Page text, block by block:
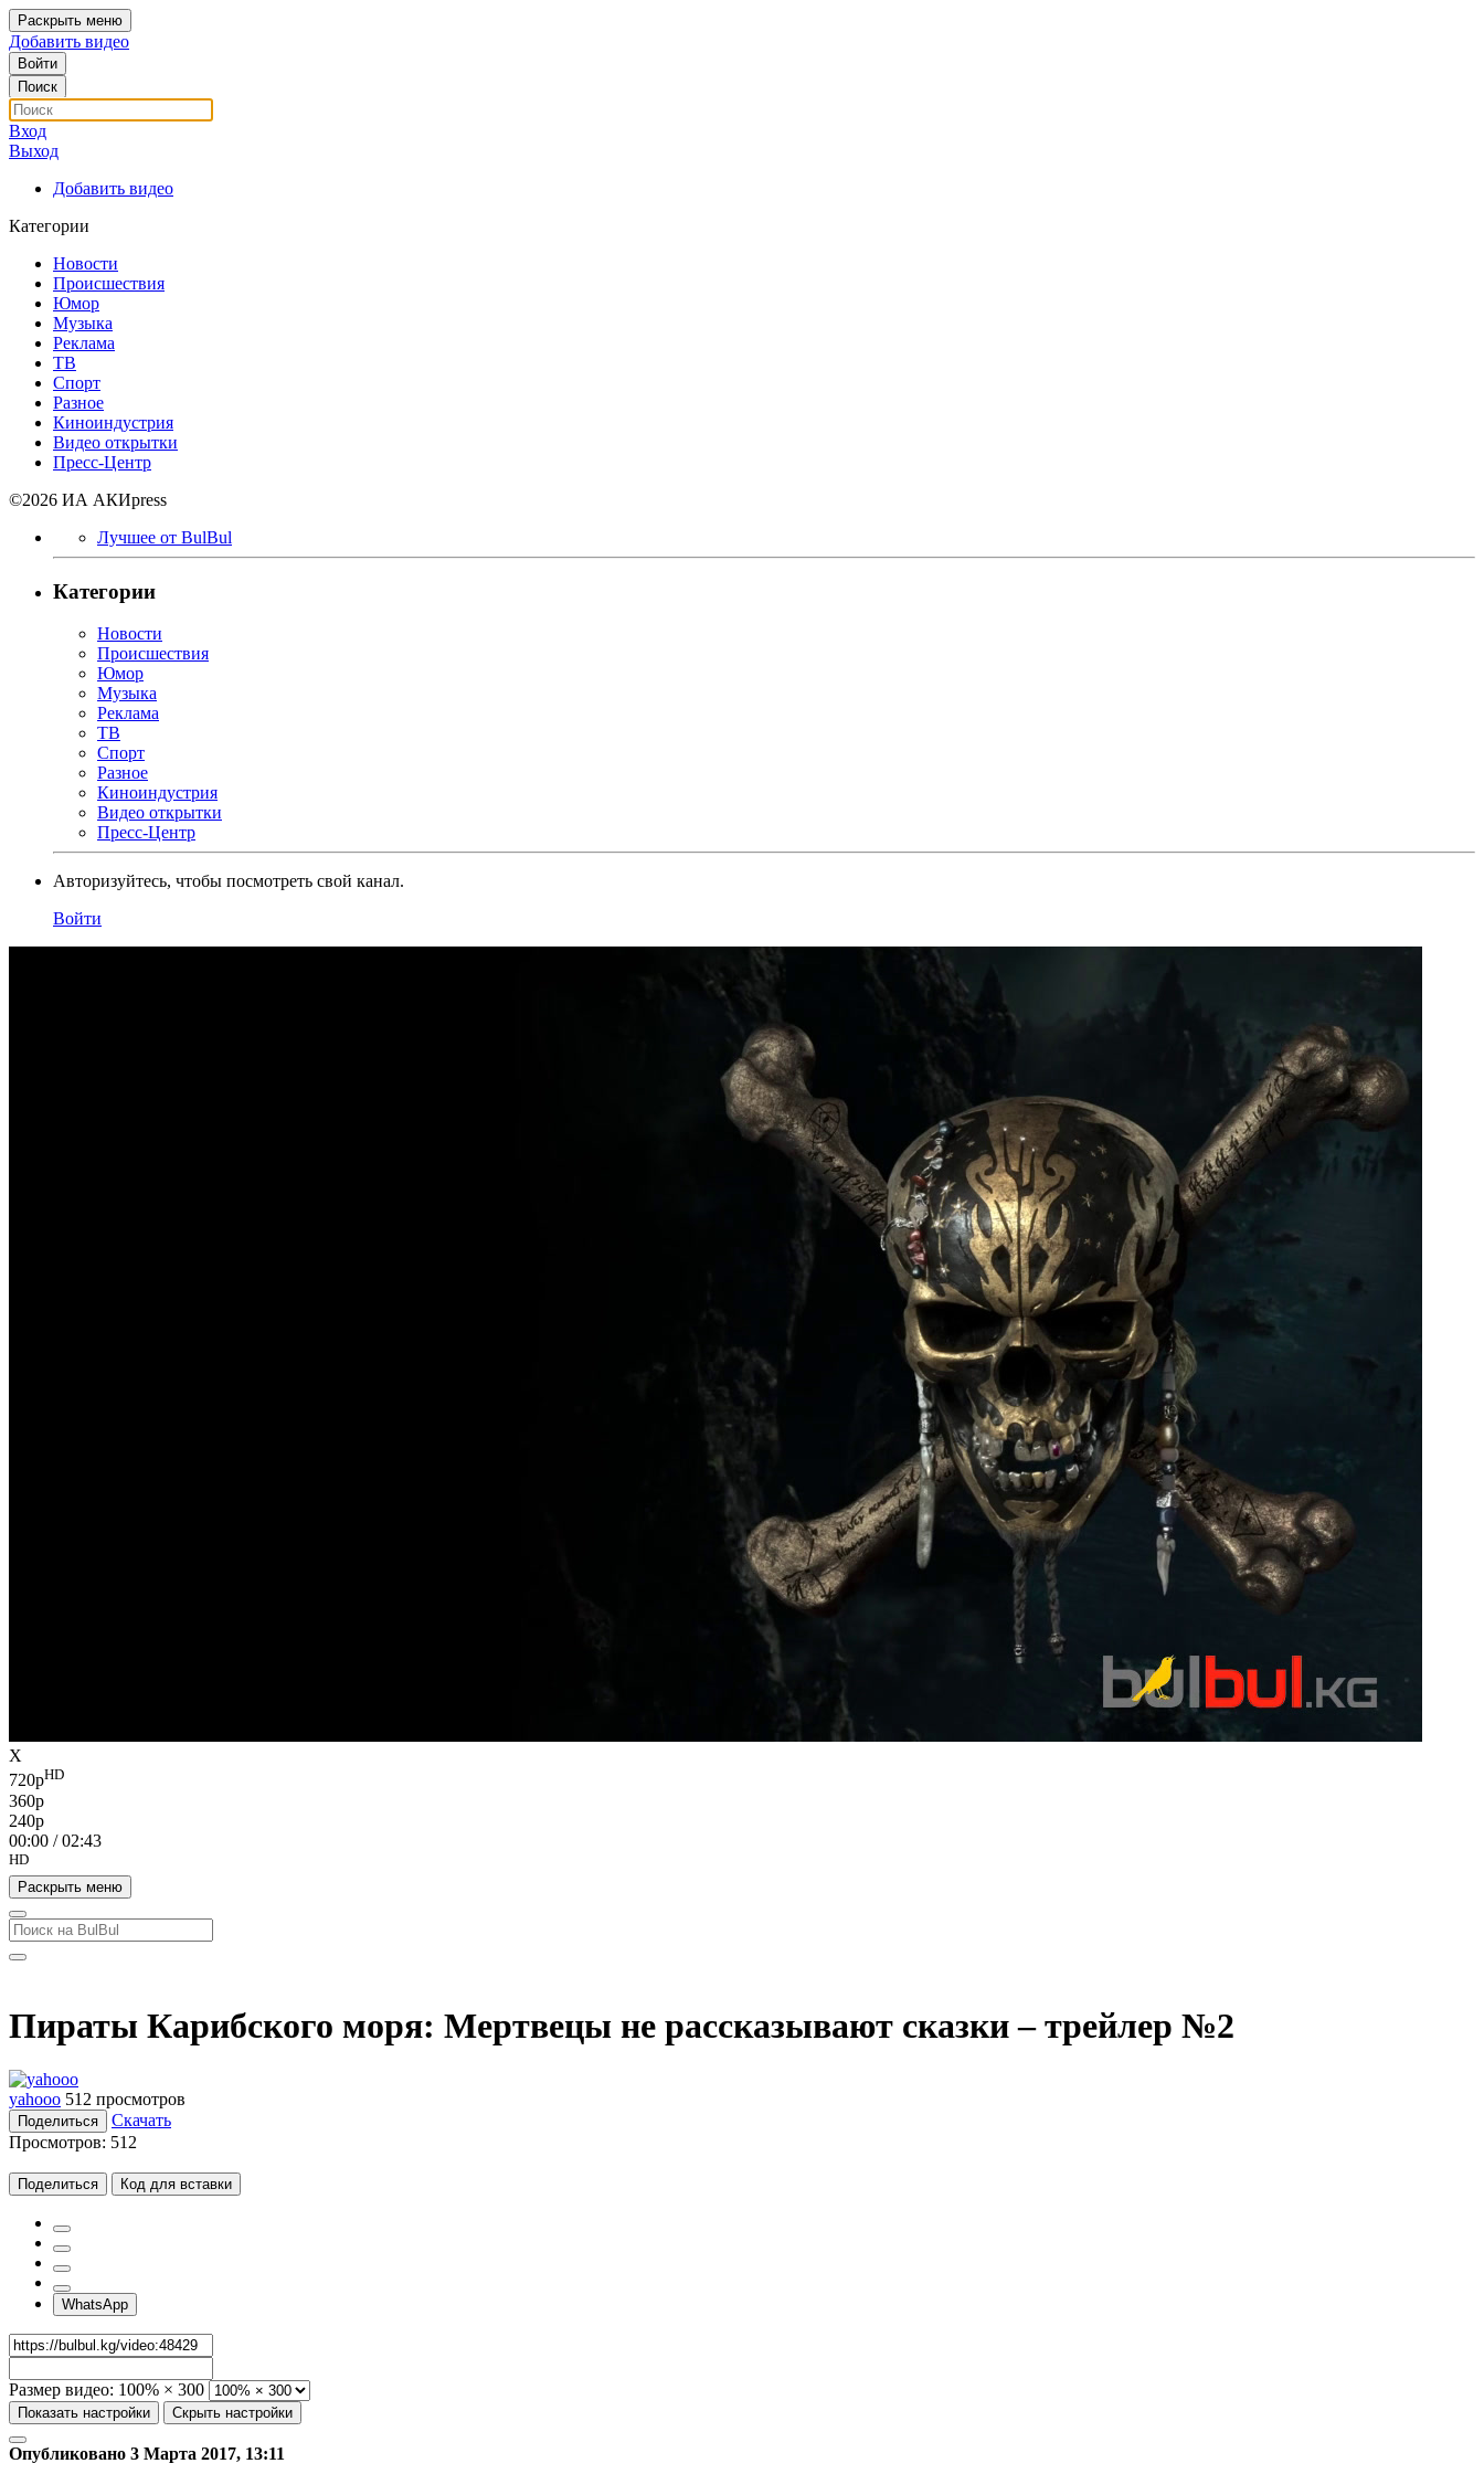
Раскрыть меню
Добавить видео
Войти
Поиск
Вход
Выход
Добавить видео
Категории
Новости
Происшествия
Юмор
Музыка
Реклама
ТВ
Спорт
Разное
Киноиндустрия
Видео открытки
Пресс-Центр
©2026 ИА АКИpress
Лучшее от BulBul
Категории
Новости
Происшествия
Юмор
Музыка
Реклама
ТВ
Спорт
Разное
Киноиндустрия
Видео открытки
Пресс-Центр
Авторизуйтесь, чтобы посмотреть свой канал.
Войти
X
720pHD
360p
240p
00:00 /02:43
HD
Раскрыть меню
Пираты Карибского моря: Мертвецы не рассказывают сказки – трейлер №2
yahooo 512 просмотров
Поделиться
Скачать
Просмотров: 512
Поделиться Код для вставки
WhatsApp
Размер видео: 100% × 300
Показать настройки Скрыть настройки
Опубликовано 3 Марта 2017, 13:11